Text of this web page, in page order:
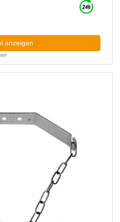
anzeigen